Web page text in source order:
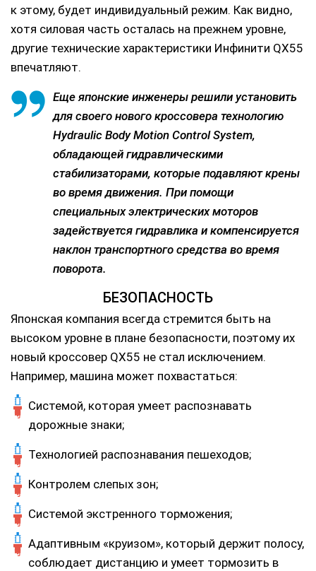
к этому, будет индивидуальный режим. Как видно,
хотя силовая часть осталась на прежнем уровне,
другие технические характеристики Инфинити QX55
впечатляют.
Еще японские инженеры решили установить
для своего нового кроссовера технологию
Hydraulic Body Motion Control System,
обладающей гидравлическими
стабилизаторами, которые подавляют крены
во время движения. При помощи
специальных электрических моторов
задействуется гидравлика и компенсируется
наклон транспортного средства во время
поворота.
БЕЗОПАСНОСТЬ
Японская компания всегда стремится быть на
высоком уровне в плане безопасности, поэтому их
новый кроссовер QX55 не стал исключением.
Например, машина может похвастаться:
Системой, которая умеет распознавать
дорожные знаки;
Технологией распознавания пешеходов;
Контролем слепых зон;
Системой экстренного торможения;
Адаптивным «круизом», который держит полосу,
соблюдает дистанцию и умеет тормозить в